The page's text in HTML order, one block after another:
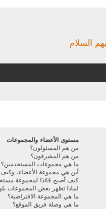
السلام
مستوى الأعضاء والمجموعات
من هم المسئولون؟
من هم المشرفون؟
ما هي مجموعات المستخدمين؟
أين هي مجموعة الأعضاء،
كيف أصبح قائدًا لمجموعة
لماذا تظهر بعض المجموعات
ما هي المجموعة الافتراضية؟
ما هي وصلة فريق الموقع؟